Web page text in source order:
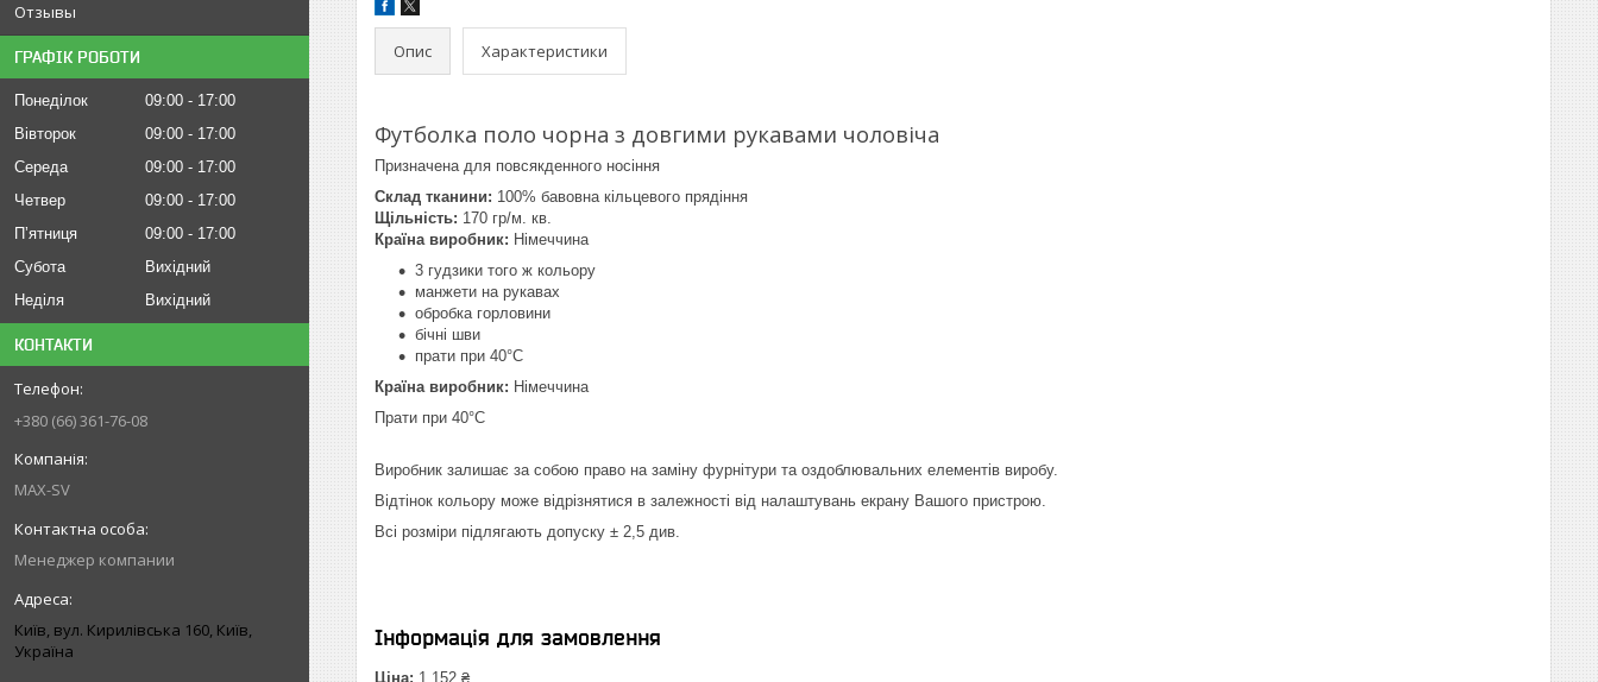
Отзывы
ГРАФІК РОБОТИ
Понеділок 09:00
17:00
Вівторок
09:00
17:00
Середа
09:00
17:00
Четвер
09:00
17:00
Пʼятниця
09:00
17:00
Субота
Вихідний
Неділя
Вихідний
КОНТАКТИ
+380 (66) 361-76-08
MAX-SV
Менеджер компании
Київ, вул. Кирилівська 160, Київ,
Україна
Опис Характеристики
Футболка поло чорна з довгими рукавами чоловіча
Призначена для повсякденного носіння
Склад тканини: 100% бавовна кільцевого прядіння
Щільність: 170 гр/м. кв.
Країна виробник: Німеччина
3 гудзики того ж кольору
манжети на рукавах
обробка горловини
бічні шви
прати при 40°C
Країна виробник: Німеччина
Прати при 40°C
Виробник залишає за собою право на заміну фурнітури та оздоблювальних елементів виробу.
Відтінок кольору може відрізнятися в залежності від налаштувань екрану Вашого пристрою.
Всі розміри підлягають допуску ± 2,5 див.
Інформація для замовлення
Ціна: 1 152 ₴